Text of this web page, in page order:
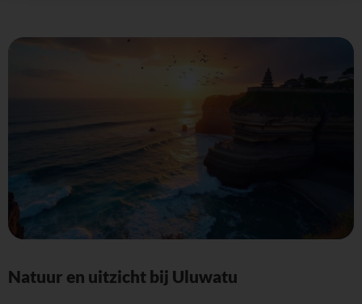
Natuur en uitzicht bij Uluwatu